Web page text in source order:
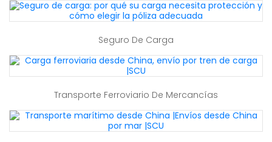
Seguro De Carga
Transporte Ferroviario De Mercancías